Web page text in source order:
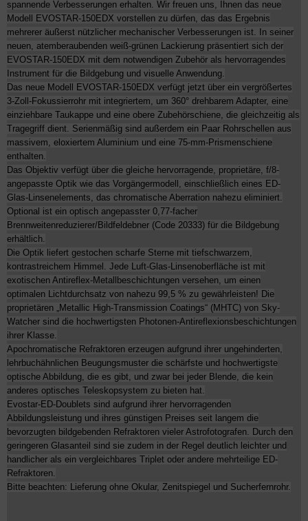
spannende Verbesserungen erhalten. Wir freuen uns, Ihnen das neue
Modell EVOSTAR-150EDX vorstellen zu dürfen, das das Ergebnis
mehrerer äußerst nützlicher mechanischer Verbesserungen ist. In seiner
neuen, atemberaubenden weiß-grünen Lackierung präsentiert sich der
EVOSTAR-150EDX mit dem notwendigen Zubehör als hervorragendes
Instrument für die Bildgebung und visuelle Anwendung.
Das neue Modell EVOSTAR-150EDX verfügt jetzt über ein vergrößertes
3-Zoll-Fokussierrohr mit integriertem, um 360° drehbarem Adapter, eine
einziehbare Taukappe und eine obere Zubehörschiene, die gleichzeitig als
Tragegriff dient. Serienmäßig sind außerdem ein Paar Rohrschellen aus
massivem, eloxiertem Aluminium und eine 75-mm-Prismenschiene
enthalten.
Das Objektiv verfügt über die gleiche hervorragende, proprietäre, f/8-
angepasste Optik wie das Vorgängermodell, einschließlich eines ED-
Glas-Linsenelements, das chromatische Aberration nahezu eliminiert.
Optional ist ein optisch angepasster 0,77-facher
Brennweitenreduzierer/Bildfeldebner (Code 20333) für die Bildgebung
erhältlich.
Die Optik liefert gestochen scharfe Sterne mit tiefschwarzem,
kontrastreichem Himmel. Jede Luft-Glas-Linsenoberfläche ist mit
exotischen Antireflex-Metallbeschichtungen versehen, um einen
optimalen Lichtdurchsatz von nahezu 99,5 % zu gewährleisten! Die
proprietären „Metallic High-Transmission Coatings“ (MHTC) von Sky-
Watcher sind die hochwertigsten Photonen-Antireflexionsbeschichtungen
ihrer Klasse.
Apochromatische Refraktoren erzeugen aufgrund ihrer ungehinderten,
lehrbuchähnlichen Beugungsmuster die schärfste und hochwertigste
optische Abbildung, die es gibt, und zwar bei jeder Blende, die kein
anderes optisches Teleskopsystem zu bieten hat.
Evostar-ED-Doublets sind aufgrund ihrer hervorragenden
Abbildungsleistung und ihres günstigen Preises seit langem die
bevorzugten bildgebenden Refraktoren vieler Astrofotografen. Durch den
geringeren Glasanteil sind sie zudem in der Regel deutlich leichter und
handlicher als ein vergleichbares Triplet oder andere mehrteilige ED-
Refraktoren.
Bitte beachten: Lieferung ohne Okular, Zenitspiegel und Sucherfernrohr.